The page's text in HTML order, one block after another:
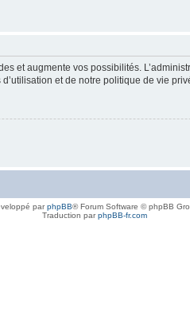
et augmente vos possibilités.
et de notre politique de vie
parphpBB® Forum Software © phpBB
Traduction parphpBB-fr.com